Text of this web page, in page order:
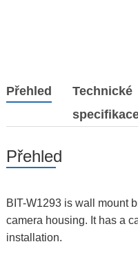
Přehled
Technické
Přehled
BIT-W1293 is wall mount
camera housing. It has a
installation.